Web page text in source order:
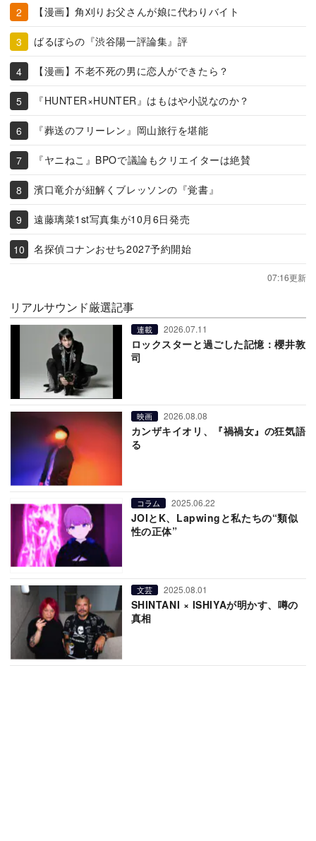
【漫画】角刈りお父さんが娘に代わりバイト
ばるぼらの『渋谷陽一評論集』評
【漫画】不老不死の男に恋人ができたら？
『HUNTER×HUNTER』はもはや小説なのか？
『葬送のフリーレン』岡山旅行を堪能
『ヤニねこ』BPOで議論もクリエイターは絶賛
濱口竜介が紐解くブレッソンの『覚書』
遠藤璃菜1st写真集が10月6日発売
名探偵コナンおせち2027予約開始
07:16更新
リアルサウンド厳選記事
連載 2026.07.11
ロックスターと過ごした記憶：櫻井敦
司
映画 2026.08.08
カンザキイオリ、『禍禍女』の狂気語
る
コラム 2025.06.22
JOIとK、Lapwingと私たちの“類似
性の正体”
文芸 2025.08.01
SHINTANI × ISHIYAが明かす、噂の
真相